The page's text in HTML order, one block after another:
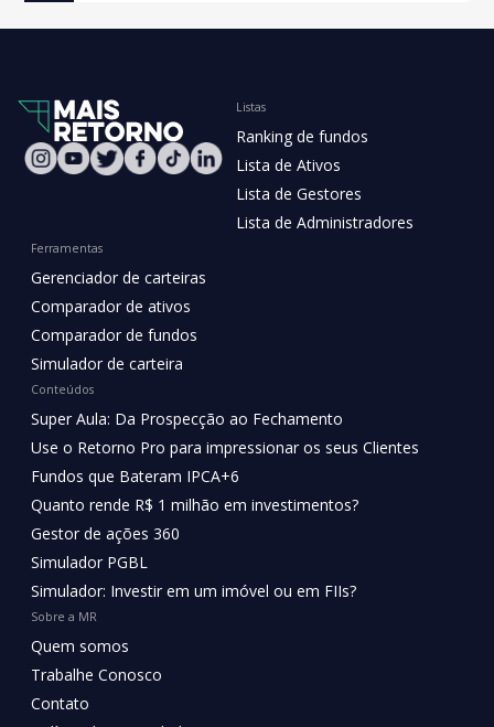
Listas
Ranking de fundos
Lista de Ativos
Lista de Gestores
Lista de Administradores
Ferramentas
Gerenciador de carteiras
Comparador de ativos
Comparador de fundos
Simulador de carteira
Conteúdos
Super Aula: Da Prospecção ao Fechamento
Use o Retorno Pro para impressionar os seus Clientes
Fundos que Bateram IPCA+6
Quanto rende R$ 1 milhão em investimentos?
Gestor de ações 360
Simulador PGBL
Simulador: Investir em um imóvel ou em FIIs?
Sobre a MR
Quem somos
Trabalhe Conosco
Contato